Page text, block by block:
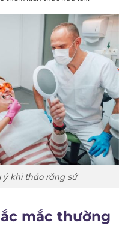
ý khi tháo răng sứ
mắc thường